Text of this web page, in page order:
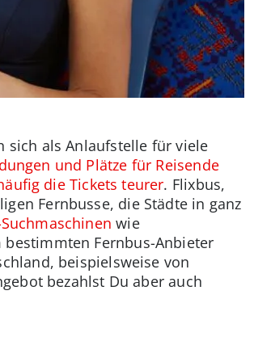
sich als Anlaufstelle für viele
und Plätze für Reisende
die Tickets teurer. Flixbus,
Fernbusse, die Städte in ganz
wie
Fernbus-Anbieter
beispielsweise von
bezahlst Du aber auch